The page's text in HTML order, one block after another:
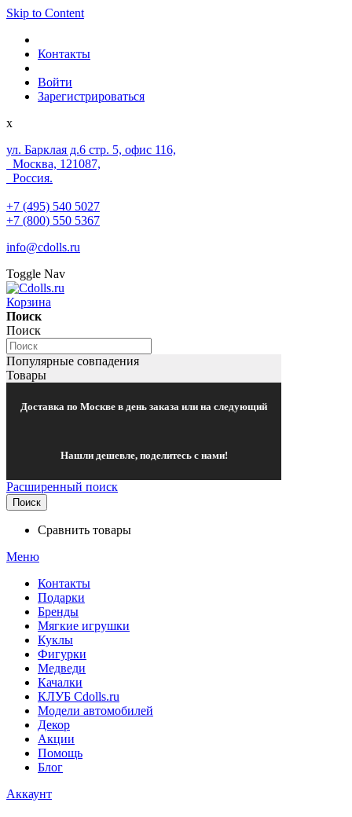
Skip to Content
Контакты
Войти
Зарегистрироваться
x
ул. Барклая д.6 стр. 5, офис 116,
Москва, 121087,
Россия.
+7 (495) 540 5027
+7 (800) 550 5367
info@cdolls.ru
Toggle Nav
Корзина
Поиск
Поиск
Популярные совпадения
Товары
Доставка по Москве в день заказа или на следующий
Нашли дешевле, поделитесь с нами!
Расширенный поиск
Поиск
Сравнить товары
Меню
Контакты
Подарки
Бренды
Мягкие игрушки
Куклы
Фигурки
Медведи
Качалки
КЛУБ Cdolls.ru
Модели автомобилей
Декор
Акции
Помощь
Блог
Аккаунт